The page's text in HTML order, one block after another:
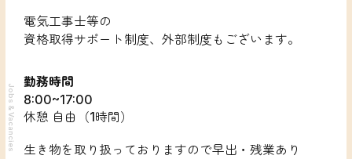
Jobs & Vacancies
電気工事士等の
資格取得サポート制度、外部制度もございます。
勤務時間
8:00~17:00
休憩 自由（1時間）
生き物を取り扱っておりますので早出・残業あり